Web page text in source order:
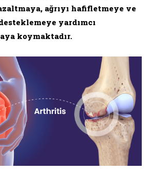
ağrıyı hafifletmeye ve
yardımcı
koymaktadır.